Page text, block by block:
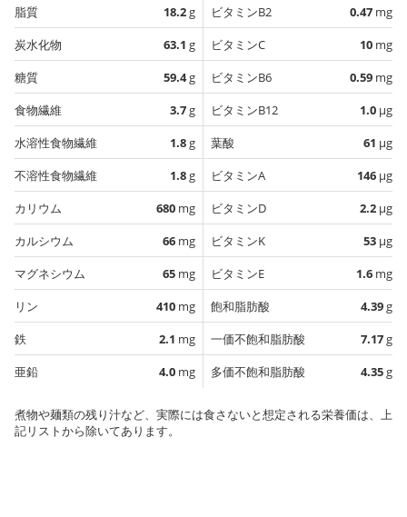
脂質
18.2g
炭水化物
63.1 g
糖質
59.4g
食物繊維
3.7g
水溶性食物繊維
1.8g
不溶性食物繊維
1.8g
カリウム
680 mg
カルシウム
66 mg
マグネシウム
65 mg
リン
410 mg
鉄
2.1 mg
亜鉛
4.0 mg
ビタミンB2
0.47 mg
ビタミンC
10 mg
ビタミンB6
0.59 mg
ビタミンB12
1.0 µg
葉酸
61 µg
ビタミンA
146 µg
ビタミンD
2.2 µg
ビタミンK
53 µg
ビタミンE
1.6 mg
飽和脂肪酸
4.39g
一価不飽和脂肪酸
7.17g
多価不飽和脂肪酸
4.35g
煮物や麺類の残り汁など、実際には食さないと想定される栄養価は、上
記リストから除いてあります。